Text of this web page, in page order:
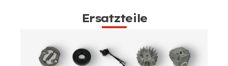
Ersatzteile